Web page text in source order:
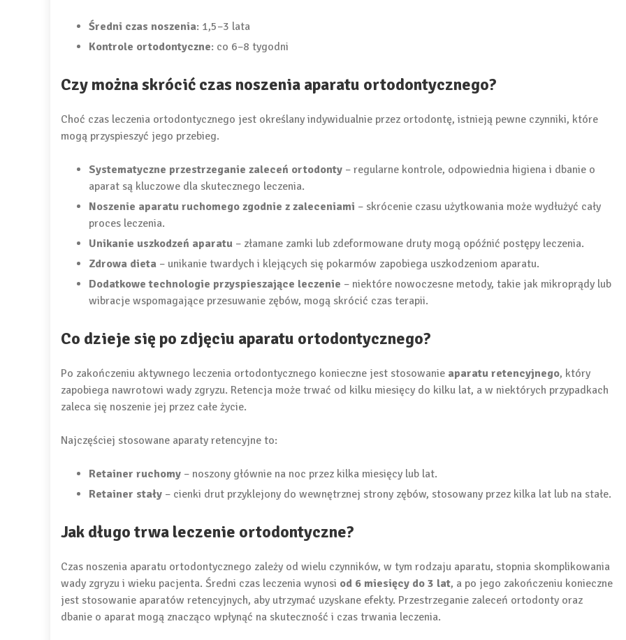
Średni czas noszenia: 1,5–3 lata
Kontrole ortodontyczne: co 6–8 tygodni
Czy można skrócić czas noszenia aparatu ortodontycznego?
Choć czas leczenia ortodontycznego jest określany indywidualnie przez ortodontę, istnieją pewne czynniki, które
mogą przyspieszyć jego przebieg.
Systematyczne przestrzeganie zaleceń ortodonty – regularne kontrole, odpowiednia higiena i dbanie o
aparat są kluczowe dla skutecznego leczenia.
Noszenie aparatu ruchomego zgodnie z zaleceniami – skrócenie czasu użytkowania może wydłużyć cały
proces leczenia.
Unikanie uszkodzeń aparatu – złamane zamki lub zdeformowane druty mogą opóźnić postępy leczenia.
Zdrowa dieta – unikanie twardych i klejących się pokarmów zapobiega uszkodzeniom aparatu.
Dodatkowe technologie przyspieszające leczenie – niektóre nowoczesne metody, takie jak mikroprądy lub
wibracje wspomagające przesuwanie zębów, mogą skrócić czas terapii.
Co dzieje się po zdjęciu aparatu ortodontycznego?
Po zakończeniu aktywnego leczenia ortodontycznego konieczne jest stosowanie aparatu retencyjnego, który
zapobiega nawrotowi wady zgryzu. Retencja może trwać od kilku miesięcy do kilku lat, a w niektórych przypadkach
zaleca się noszenie jej przez całe życie.
Najczęściej stosowane aparaty retencyjne to:
Retainer ruchomy – noszony głównie na noc przez kilka miesięcy lub lat.
Retainer stały – cienki drut przyklejony do wewnętrznej strony zębów, stosowany przez kilka lat lub na stałe.
Jak długo trwa leczenie ortodontyczne?
Czas noszenia aparatu ortodontycznego zależy od wielu czynników, w tym rodzaju aparatu, stopnia skomplikowania
wady zgryzu i wieku pacjenta. Średni czas leczenia wynosi od 6 miesięcy do 3 lat, a po jego zakończeniu konieczne
jest stosowanie aparatów retencyjnych, aby utrzymać uzyskane efekty. Przestrzeganie zaleceń ortodonty oraz
dbanie o aparat mogą znacząco wpłynąć na skuteczność i czas trwania leczenia.